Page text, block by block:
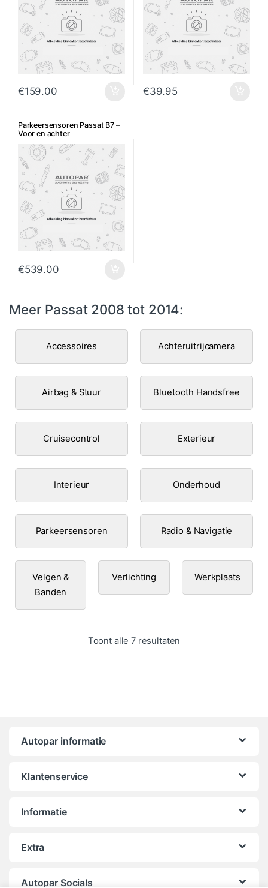
€159.00 €39.95
Parkeersensoren Passat B7 –
Voor en achter
€539.00
Meer Passat 2008 tot 2014:
Accessoires Achteruitrijcamera
Airbag & Stuur Bluetooth Handsfree
Cruisecontrol Exterieur
Interieur Onderhoud
Parkeersensoren Radio & Navigatie
Velgen &
Banden
Verlichting Werkplaats
Toont alle 7 resultaten
Autopar informatie
Klantenservice
Informatie
Extra
Autopar Socials